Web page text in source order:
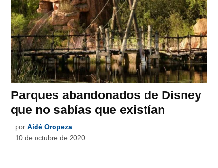
Parques abandonados de Disney
que no sabías que existían
por Aidé Oropeza
10 de octubre de 2020